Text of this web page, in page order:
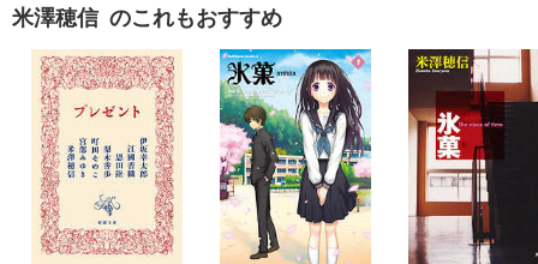
米澤穂信 のこれもおすすめ